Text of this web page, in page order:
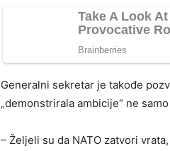
Generalni sekretar je takođe
„demonstrirala ambicije“ ne
– Željeli su da NATO zatvori